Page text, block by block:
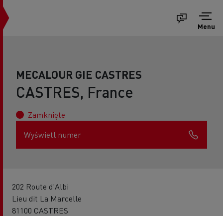
Menu
MECALOUR GIE CASTRES
CASTRES, France
Zamknięte
Wyświetl numer
202 Route d'Albi
Lieu dit La Marcelle
81100 CASTRES